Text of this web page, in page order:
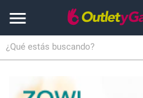

Inicio Salud y Cuidado personal